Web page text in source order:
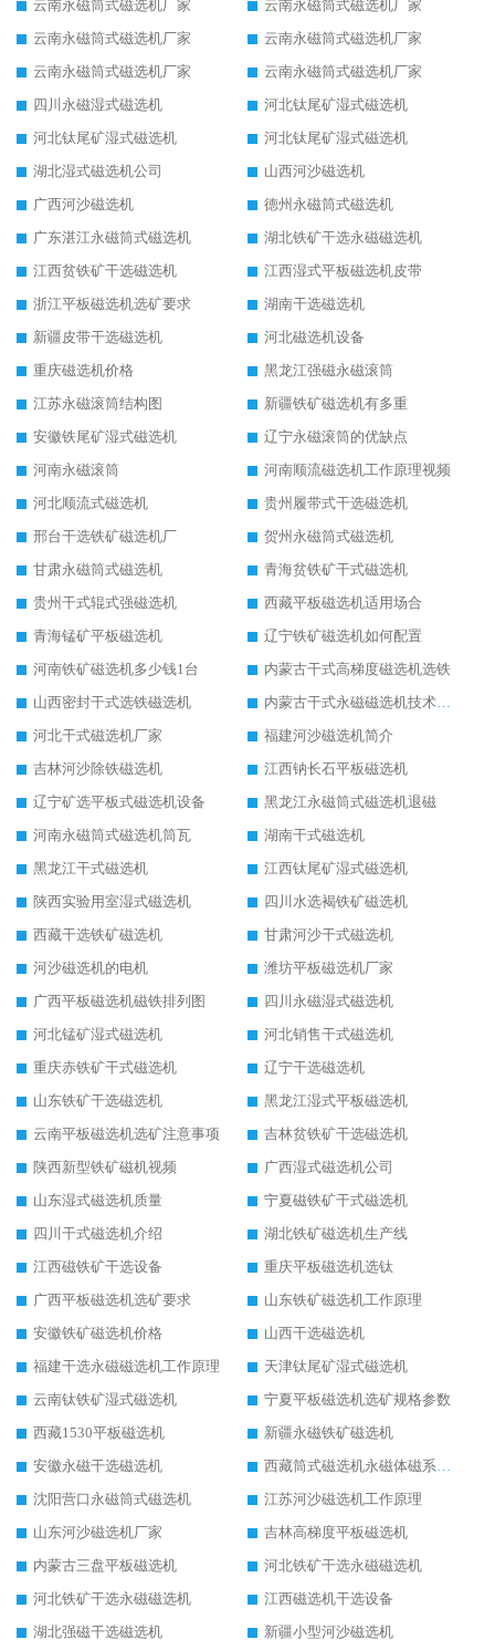
云南永磁筒式磁选机厂家
云南永磁筒式磁选机厂家
云南永磁筒式磁选机厂家
云南永磁筒式磁选机厂家
云南永磁筒式磁选机厂家
云南永磁筒式磁选机厂家
四川永磁湿式磁选机
河北钛尾矿湿式磁选机
河北钛尾矿湿式磁选机
河北钛尾矿湿式磁选机
湖北湿式磁选机公司
山西河沙磁选机
广西河沙磁选机
德州永磁筒式磁选机
广东湛江永磁筒式磁选机
湖北铁矿干选永磁磁选机
江西贫铁矿干选磁选机
江西湿式平板磁选机皮带
浙江平板磁选机选矿要求
湖南干选磁选机
新疆皮带干选磁选机
河北磁选机设备
重庆磁选机价格
黑龙江强磁永磁滚筒
江苏永磁滚筒结构图
新疆铁矿磁选机有多重
安徽铁尾矿湿式磁选机
辽宁永磁滚筒的优缺点
河南永磁滚筒
河南顺流磁选机工作原理视频
河北顺流式磁选机
贵州履带式干选磁选机
邢台干选铁矿磁选机厂
贺州永磁筒式磁选机
甘肃永磁筒式磁选机
青海贫铁矿干式磁选机
贵州干式辊式强磁选机
西藏平板磁选机适用场合
青海锰矿平板磁选机
辽宁铁矿磁选机如何配置
河南铁矿磁选机多少钱1台
内蒙古干式高梯度磁选机选铁
山西密封干式选铁磁选机
内蒙古干式永磁磁选机技术要求
河北干式磁选机厂家
福建河沙磁选机简介
吉林河沙除铁磁选机
江西钠长石平板磁选机
辽宁矿选平板式磁选机设备
黑龙江永磁筒式磁选机退磁
河南永磁筒式磁选机筒瓦
湖南干式磁选机
黑龙江干式磁选机
江西钛尾矿湿式磁选机
陕西实验用室湿式磁选机
四川水选褐铁矿磁选机
西藏干选铁矿磁选机
甘肃河沙干式磁选机
河沙磁选机的电机
潍坊平板磁选机厂家
广西平板磁选机磁铁排列图
四川永磁湿式磁选机
河北锰矿湿式磁选机
河北销售干式磁选机
重庆赤铁矿干式磁选机
辽宁干选磁选机
山东铁矿干选磁选机
黑龙江湿式平板磁选机
云南平板磁选机选矿注意事项
吉林贫铁矿干选磁选机
陕西新型铁矿磁机视频
广西湿式磁选机公司
山东湿式磁选机质量
宁夏磁铁矿干式磁选机
四川干式磁选机介绍
湖北铁矿磁选机生产线
江西磁铁矿干选设备
重庆平板磁选机选钛
广西平板磁选机选矿要求
山东铁矿磁选机工作原理
安徽铁矿磁选机价格
山西干选磁选机
福建干选永磁磁选机工作原理
天津钛尾矿湿式磁选机
云南钛铁矿湿式磁选机
宁夏平板磁选机选矿规格参数
西藏1530平板磁选机
新疆永磁铁矿磁选机
安徽永磁干选磁选机
西藏筒式磁选机永磁体磁系设计
沈阳营口永磁筒式磁选机
江苏河沙磁选机工作原理
山东河沙磁选机厂家
吉林高梯度平板磁选机
内蒙古三盘平板磁选机
河北铁矿干选永磁磁选机
河北铁矿干选永磁磁选机
江西磁选机干选设备
湖北强磁干选磁选机
新疆小型河沙磁选机